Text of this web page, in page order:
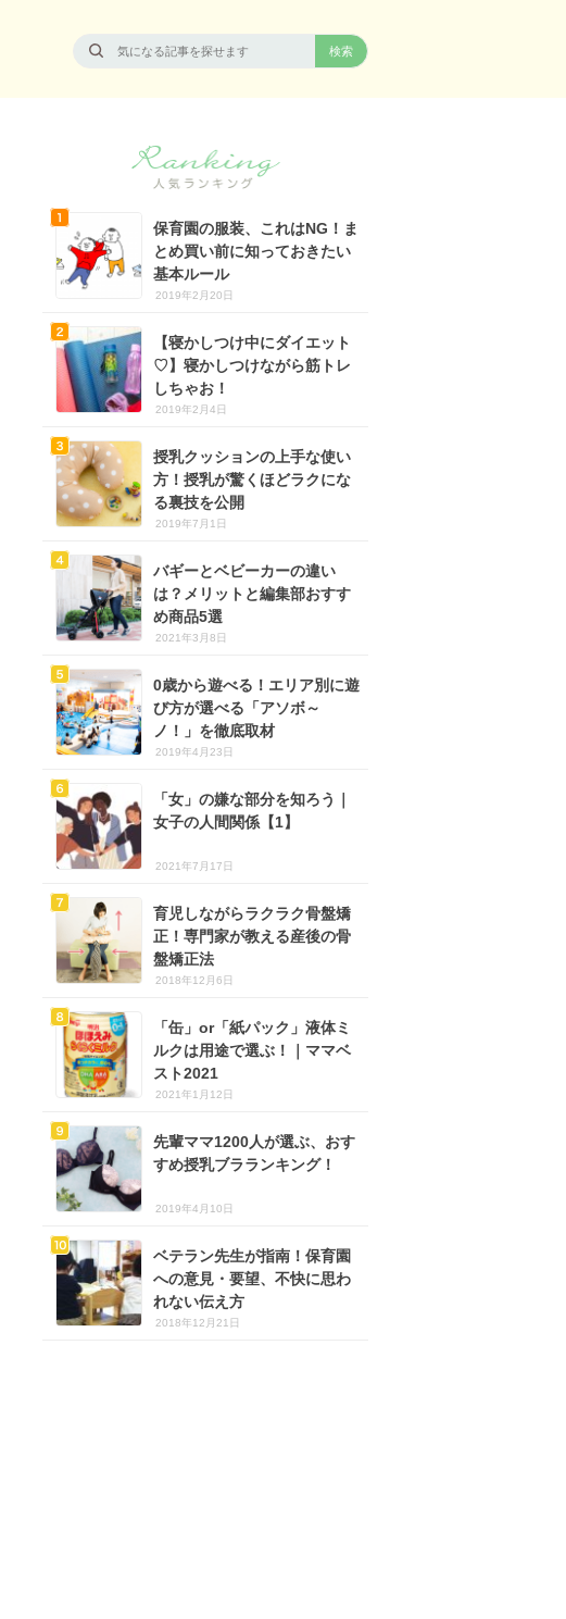
保育園の服装、これはNG！ま
とめ買い前に知っておきたい
基本ルール
2019年2月20日
【寝かしつけ中にダイエット
♡】寝かしつけながら筋トレ
しちゃお！
2019年2月4日
授乳クッションの上手な使い
方！授乳が驚くほどラクにな
る裏技を公開
2019年7月1日
バギーとベビーカーの違い
は？メリットと編集部おすす
め商品5選
2021年3月8日
0歳から遊べる！エリア別に遊
び方が選べる「アソボ～
ノ！」を徹底取材
2019年4月23日
「女」の嫌な部分を知ろう｜
女子の人間関係【1】
2021年7月17日
育児しながらラクラク骨盤矯
正！専門家が教える産後の骨
盤矯正法
2018年12月6日
「缶」or「紙パック」液体ミ
ルクは用途で選ぶ！｜ママベ
スト2021
2021年1月12日
先輩ママ1200人が選ぶ、おす
すめ授乳ブラランキング！
2019年4月10日
ベテラン先生が指南！保育園
への意見・要望、不快に思わ
れない伝え方
2018年12月21日